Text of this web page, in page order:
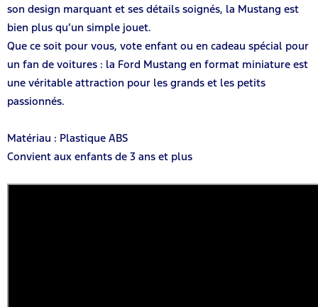
son design marquant et ses détails soignés, la Mustang est
bien plus qu’un simple jouet.
Que ce soit pour vous, vote enfant ou en cadeau spécial pour
un fan de voitures : la Ford Mustang en format miniature est
une véritable attraction pour les grands et les petits
passionnés.
Matériau : Plastique ABS
Convient aux enfants de 3 ans et plus